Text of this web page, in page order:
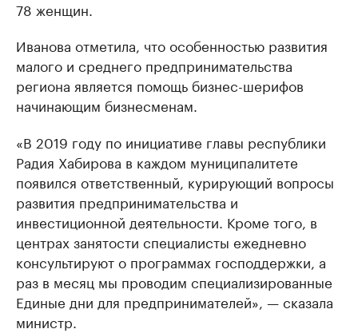
78 женщин.
Иванова отметила, что особенностью развития
малого и среднего предпринимательства
региона является помощь бизнес-шерифов
начинающим бизнесменам.
«В 2019 году по инициативе главы республики
Радия Хабирова в каждом муниципалитете
появился ответственный, курирующий вопросы
развития предпринимательства и
инвестиционной деятельности. Кроме того, в
центрах занятости специалисты ежедневно
консультируют о программах господдержки, а
раз в месяц мы проводим специализированные
Единые дни для предпринимателей», — сказала
министр.